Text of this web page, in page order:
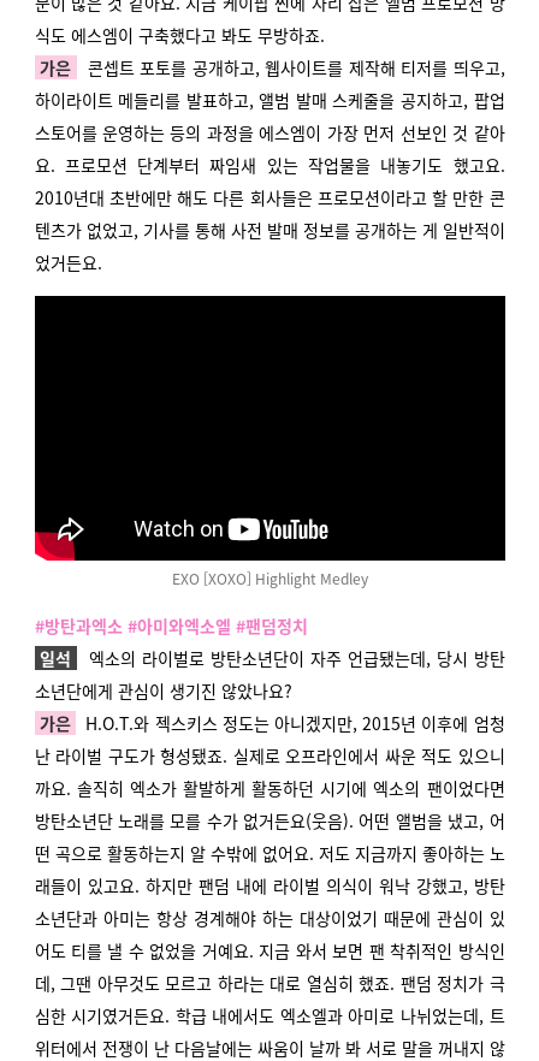
식도 에스엠이 구축했다고 봐도 무방하죠.
가은
콘셉트 포토를 공개하고, 웹사이트를 제작해 티저를 띄우고,
하이라이트 메들리를 발표하고, 앨범 발매 스케줄을 공지하고, 팝업
스토어를 운영하는 등의 과정을 에스엠이 가장 먼저 선보인 것 같아
요. 프로모션 단계부터 짜임새 있는 작업물을 내놓기도 했고요.
2010년대 초반에만 해도 다른 회사들은 프로모션이라고 할 만한 콘
텐츠가 없었고, 기사를 통해 사전 발매 정보를 공개하는 게 일반적이
었거든요.
EXO [XOXO] Highlight Medley
#방탄과엑소 #아미와엑소엘 #팬덤정치
일석
엑소의 라이벌로 방탄소년단이 자주 언급됐는데, 당시 방탄
소년단에게 관심이 생기진 않았나요?
가은
H.O.T.와 젝스키스 정도는 아니겠지만, 2015년 이후에 엄청
난 라이벌 구도가 형성됐죠. 실제로 오프라인에서 싸운 적도 있으니
까요. 솔직히 엑소가 활발하게 활동하던 시기에 엑소의 팬이었다면
방탄소년단 노래를 모를 수가 없거든요(웃음). 어떤 앨범을 냈고, 어
떤 곡으로 활동하는지 알 수밖에 없어요. 저도 지금까지 좋아하는 노
래들이 있고요. 하지만 팬덤 내에 라이벌 의식이 워낙 강했고, 방탄
소년단과 아미는 항상 경계해야 하는 대상이었기 때문에 관심이 있
어도 티를 낼 수 없었을 거예요. 지금 와서 보면 팬 착취적인 방식인
데, 그땐 아무것도 모르고 하라는 대로 열심히 했죠. 팬덤 정치가 극
심한 시기였거든요. 학급 내에서도 엑소엘과 아미로 나뉘었는데, 트
위터에서 전쟁이 난 다음날에는 싸움이 날까 봐 서로 말을 꺼내지 않